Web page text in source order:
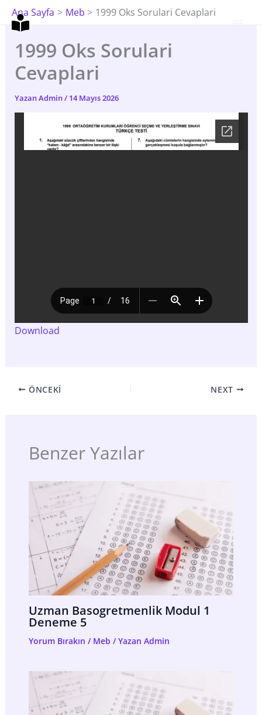
İçeriğe
Atla
Ana Sayfa Meb 1999 Oks Sorulari Cevaplari
1999 Oks Sorulari
Cevaplari
YazanAdmin/ 14 Mayıs 2026
Download
ÖNCEKI NEXT
Benzer Yazılar
Uzman Basogretmenlik Modul 1
Deneme 5
Yorum Bırakın / Meb / Yazan Admin